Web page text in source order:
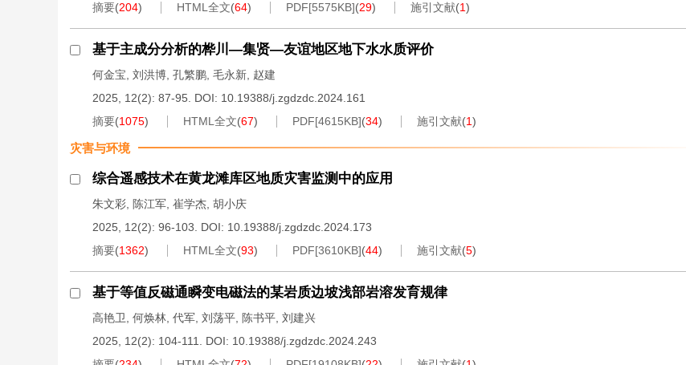
摘要(204) HTML全文(64) PDF[5575KB](29) 施引文献(1)
基于主成分分析的桦川—集贤—友谊地区地下水水质评价
何金宝 刘洪博 孔繁鹏 毛永新 赵建
2025, 12(2): 87-95.
DOI: 10.19388/j.zgdzdc.2024.161
摘要(1075) HTML全文(67) PDF[4615KB](34) 施引文献(1)
灾害与环境
综合遥感技术在黄龙滩库区地质灾害监测中的应用
朱文彩 陈江军 崔学杰 胡小庆
2025, 12(2): 96-103.
DOI: 10.19388/j.zgdzdc.2024.173
摘要(1362) HTML全文(93) PDF[3610KB](44) 施引文献(5)
基于等值反磁通瞬变电磁法的某岩质边坡浅部岩溶发育规律
高艳卫 何焕林 代军 刘荡平 陈书平 刘建兴
2025, 12(2): 104-111.
DOI: 10.19388/j.zgdzdc.2024.243